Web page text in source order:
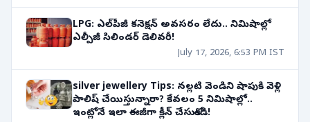
LPG: ఎల్‌పీజీ కనెక్షన్ అవసరం లేదు.. నిమిషాల్లో
ఎల్పీజీ సిలిండర్ డెలివరీ!
July 17, 2026, 6:53 PM IST
silver jewellery Tips: నల్లటి వెండిని షాపుకి వెళ్లి
పాలిష్ చేయిస్తున్నారా? కేవలం 5 నిమిషాల్లో..
ఇంట్లోనే ఇలా ఈజీగా క్లీన్ చేసుకోండి!